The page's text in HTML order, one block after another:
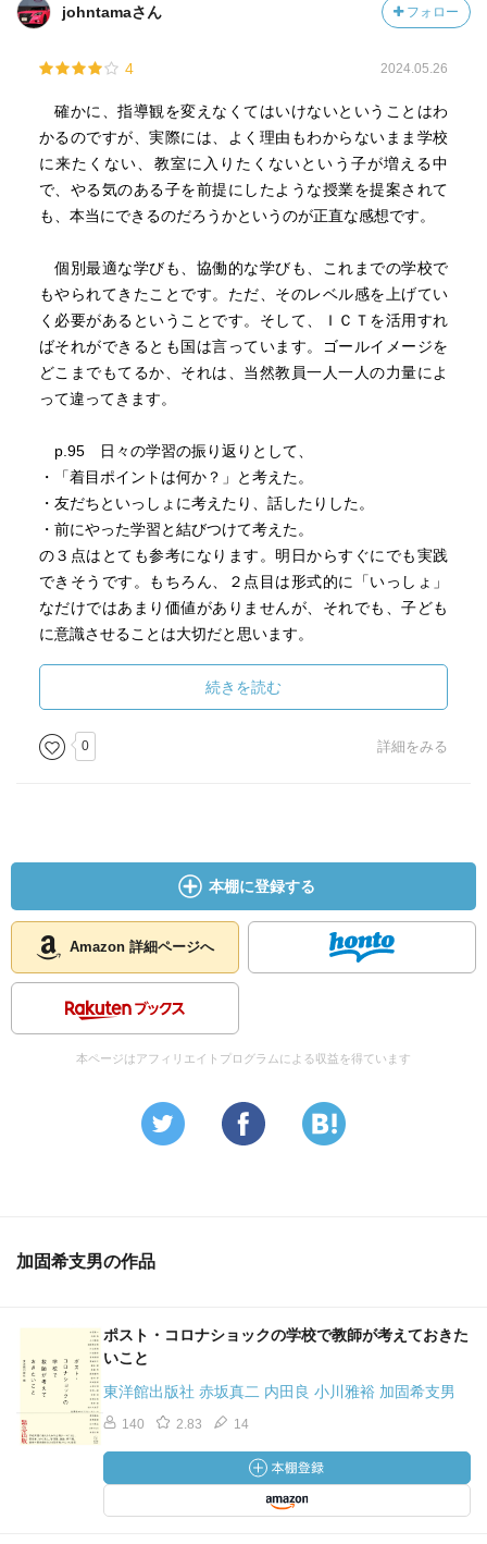
johntamaさん フォロー
4 2024.05.26
確かに、指導観を変えなくてはいけないということはわ
かるのですが、実際には、よく理由もわからないまま学校
に来たくない、教室に入りたくないという子が増える中
で、やる気のある子を前提にしたような授業を提案されて
も、本当にできるのだろうかというのが正直な感想です。
個別最適な学びも、協働的な学びも、これまでの学校で
もやられてきたことです。ただ、そのレベル感を上げてい
く必要があるということです。そして、ＩＣＴを活用すれ
ばそれができるとも国は言っています。ゴールイメージを
どこまでもてるか、それは、当然教員一人一人の力量によ
って違ってきます。
p.95 日々の学習の振り返りとして、
・「着目ポイントは何か？」と考えた。
・友だちといっしょに考えたり、話したりした。
・前にやった学習と結びつけて考えた。
の３点はとても参考になります。明日からすぐにでも実践
できそうです。もちろん、２点目は形式的に「いっしょ」
なだけではあまり価値がありませんが、それでも、子ども
に意識させることは大切だと思います。
p.117 「協働的な学び」は、「学びに向かう力、人間性
等」に含まれる資質・能力の観点であるという主張にも共
感できません。この部分が、育っていない子が多いとも感
じています。
続きを読む
0 詳細をみる
本棚に登録する
Amazon 詳細ページへ
本ページはアフィリエイトプログラムによる収益を得ています
加固希支男の作品
ポスト・コロナショックの学校で教師が考えておきた
いこと
東洋館出版社 赤坂真二 内田良 小川雅裕 加固希支男
140 2.83 14